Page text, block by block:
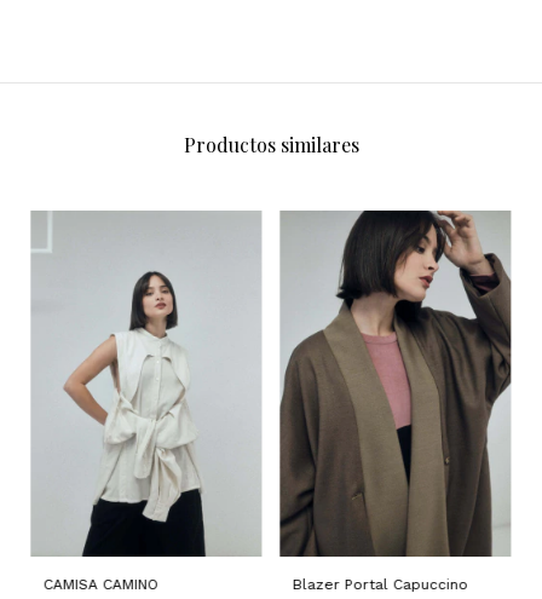
Productos similares
CAMISA CAMINO Blazer Portal Capuccino